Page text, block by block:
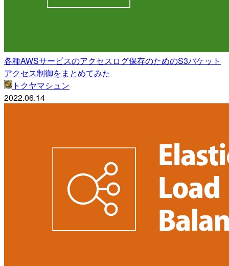
各種AWSサービスのアクセスログ保存のためのS3バケット
アクセス制御をまとめてみた
トクヤマシュン
2022.06.14